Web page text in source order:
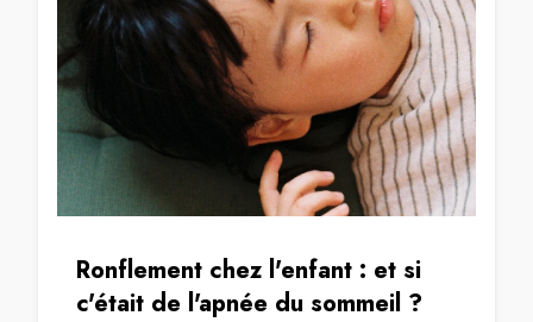
Ronflement chez l'enfant : et si
c'était de l'apnée du sommeil ?